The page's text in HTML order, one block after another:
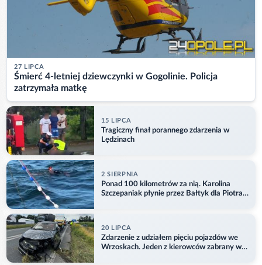
27 LIPCA
Śmierć 4-letniej dziewczynki w Gogolinie. Policja
zatrzymała matkę
15 LIPCA
Tragiczny finał porannego zdarzenia w
Lędzinach
2 SIERPNIA
Ponad 100 kilometrów za nią. Karolina
Szczepaniak płynie przez Bałtyk dla Piotra.
20 LIPCA
Zdarzenie z udziałem pięciu pojazdów we
Wrzoskach. Jeden z kierowców zabrany w